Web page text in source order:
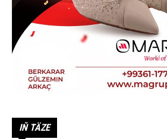
IŇ TÄZE